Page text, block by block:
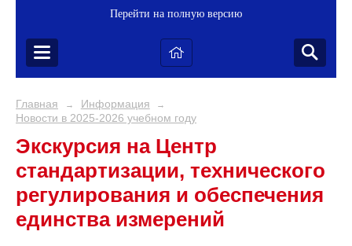
Перейти на полную версию
Главная → Информация →
Новости в 2025-2026 учебном году
Экскурсия на Центр
стандартизации, технического
регулирования и обеспечения
единства измерений